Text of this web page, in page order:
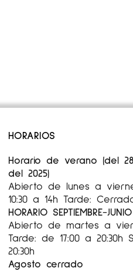
HORARIOS
Horario de verano (del
del 2025)
Abierto de lunes a
10:30 a 14h Tarde:
HORARIO SEPTIEMBRE-JUNIO
Abierto de martes a
Tarde: de 17:00 a 20:30h
20:30h
Agosto cerrado